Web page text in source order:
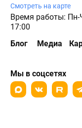
Смотреть на карте
Время работы: Пн-
17:00
Блог
Медиа
Мы в соцсетях